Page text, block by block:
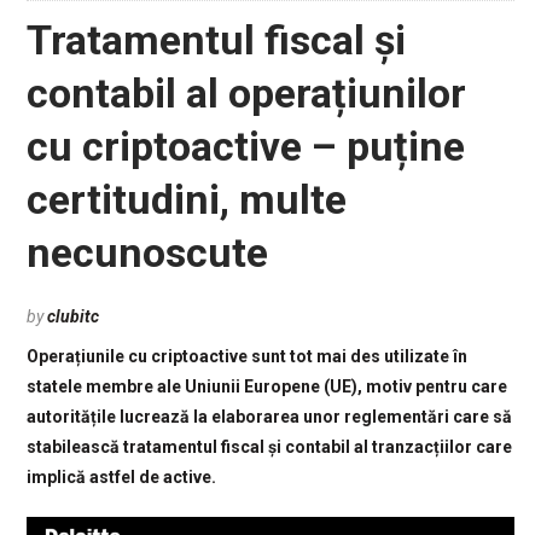
Tratamentul fiscal și
contabil al operațiunilor
cu criptoactive – puține
certitudini, multe
necunoscute
byclubitc
Operațiunile cu criptoactive sunt tot mai des utilizate în
statele membre ale Uniunii Europene (UE), motiv pentru care
autoritățile lucrează la elaborarea unor reglementări care să
stabilească tratamentul fiscal și contabil al tranzacțiilor care
implică astfel de active.